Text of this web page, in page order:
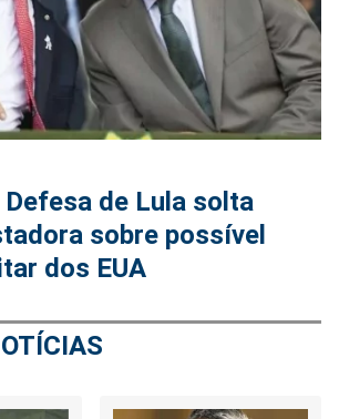
de Lula solta
sobre possível
dos EUA